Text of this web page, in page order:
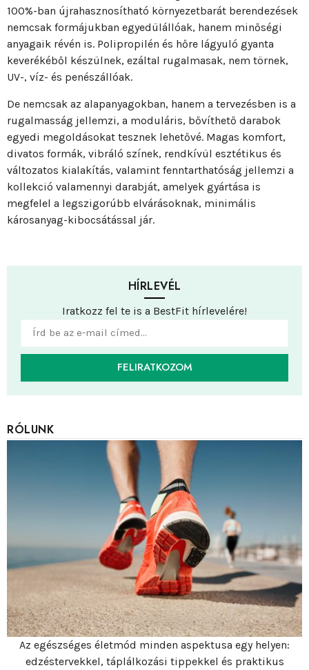
HÍRLEVÉL
Iratkozz fel te is a BestFit hírlevelére!
FELIRATKOZOM
100%-ban újrahasznosítható környezetbarát berendezések
nemcsak formájukban egyedülállóak, hanem minőségi
anyagaik révén is. Polipropilén és hőre lágyuló gyanta
keverékéből készülnek, ezáltal rugalmasak, nem törnek,
UV-, víz- és penészállóak.
De nemcsak az alapanyagokban, hanem a tervezésben is a
rugalmasság jellemzi, a moduláris, bővíthető darabok
egyedi megoldásokat tesznek lehetővé. Magas komfort,
divatos formák, vibráló színek, rendkívül esztétikus és
változatos kialakítás, valamint fenntarthatóság jellemzi a
kollekció valamennyi darabját, amelyek gyártása is
megfelel a legszigorúbb elvárásoknak, minimális
károsanyag-kibocsátással jár.
RÓLUNK
Az egészséges életmód minden aspektusa egy helyen:
edzéstervekkel, táplálkozási tippekkel és praktikus